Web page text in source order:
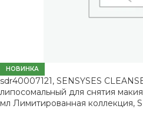
НОВИНКА
sdr40007121, SENSYSES
липосомальный для снятия
мл Лимитированная коллекция,